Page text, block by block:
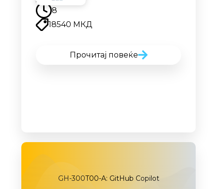
8
18540 МКД
Прочитај повеќе
GH-300T00-A: GitHub Copilot